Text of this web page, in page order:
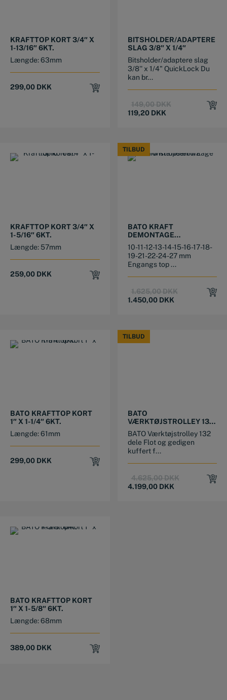
KRAFTTOP KORT 3/4″ X
1-13/16″ 6KT.
Længde: 63mm
299,00 DKK
BITSHOLDER/ADAPTERE
SLAG 3/8″ X 1/4″
Bitsholder/adaptere slag
3/8'' x 1/4" QuickLock Du
kan br...
149,00DKKOriginal
119,20 DKK
Current
KRAFTTOP KORT 3/4″ X
1-5/16″ 6KT.
Længde: 57mm
259,00 DKK
TILBUD
TILBUD
BATO KRAFT
DEMONTAGE
TWISTTOPSÆT 1/2″
10-11-12-13-14-15-16-17-18-
19-21-22-24-27 mm
Engangs top ...
1.625,00DKKOriginal
1.450,00 DKK
Current
BATO KRAFTTOP KORT
1″ X 1-1/4″ 6KT.
Længde: 61mm
299,00 DKK
TILBUD
TILBUD
BATO
VÆRKTØJSTROLLEY 132
DELE
BATO Værktøjstrolley 132
dele Flot og gedigen
kuffert f...
4.625,00DKKOriginal
4.199,00 DKK
Current
BATO KRAFTTOP KORT
1″ X 1-5/8″ 6KT.
Længde: 68mm
389,00 DKK